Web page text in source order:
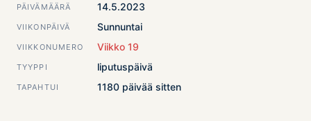
PÄIVÄMÄÄRÄ 14.5.2023
VIIKONPÄIVÄ Sunnuntai
VIIKKONUMERO Viikko 19
TYYPPI liputuspäivä
TAPAHTUI 1180 päivää sitten